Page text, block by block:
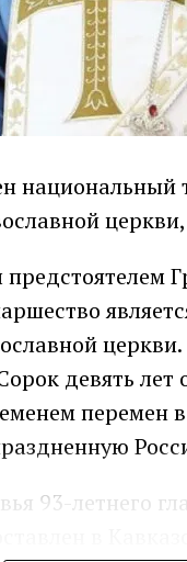
национальный
девять
перемен
93-летнего